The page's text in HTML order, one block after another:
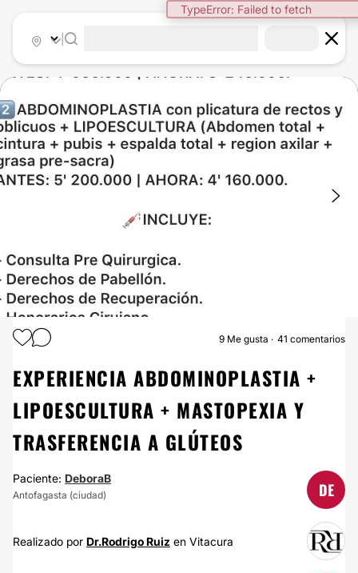
ABDOMINOPLASTÍA
9 Me gusta 41 comentarios
EXPERIENCIA ABDOMINOPLASTIA +
LIPOESCULTURA + MASTOPEXIA Y
TRASFERENCIA A GLÚTEOS
Paciente: DeboraB
Antofagasta (ciudad) DE
Realizado por Dr.Rodrigo Ruiz en Vitacura